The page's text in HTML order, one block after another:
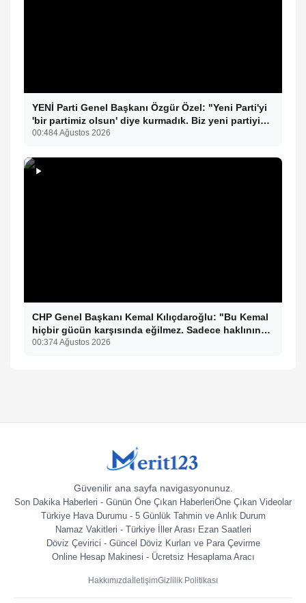
YENİ Parti Genel Başkanı Özgür Özel: "Yeni Parti'yi
'bir partimiz olsun' diye kurmadık. Biz yeni partiyi
iktidar olsun, milleti iktidara getirsin diye kurduk."
00:484 Ağustos 2026
CHP Genel Başkanı Kemal Kılıçdaroğlu: "Bu Kemal
hiçbir gücün karşısında eğilmez. Sadece haklının
önünde eğiliriz."
00:374 Ağustos 2026
Güvenilir ana sayfa navigasyonunuz.
Son Dakika Haberleri - Günün Öne Çıkan HaberleriÖne Çıkan Videolar
Türkiye Hava Durumu - 5 Günlük Tahmin ve Anlık Durum
Namaz Vakitleri - Türkiye İller Arası Ezan Saatleri
Döviz Çevirici - Güncel Döviz Kurları ve Para Çevirme
Online Hesap Makinesi - Ücretsiz Hesaplama Aracı
Hakkımızda İletişimGizlilik Politikası